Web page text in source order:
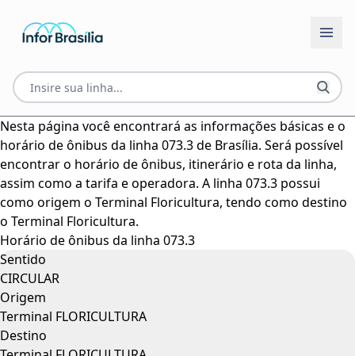
Nesta página você encontrará as informações básicas e o
horário de ônibus da linha 073.3 de Brasília. Será possível
encontrar o horário de ônibus, itinerário e rota da linha,
assim como a tarifa e operadora. A linha 073.3 possui
como origem o Terminal Floricultura, tendo como destino
o Terminal Floricultura.
Horário de ônibus da linha 073.3
Sentido
CIRCULAR
Origem
Terminal FLORICULTURA
Destino